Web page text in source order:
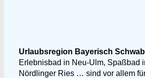
Urlaubsregion Bayerisch
Erlebnisbad in Neu-Ulm, Spaßbad
Nördlinger Ries … sind vor allem